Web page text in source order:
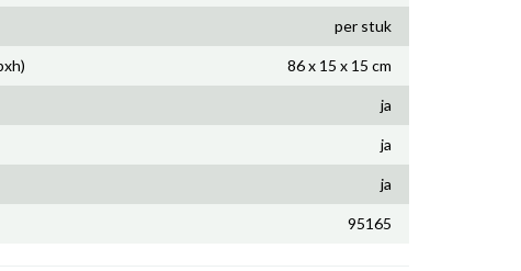
per stuk
86 x 15 x 15 cm
ja
ja
ja
95165